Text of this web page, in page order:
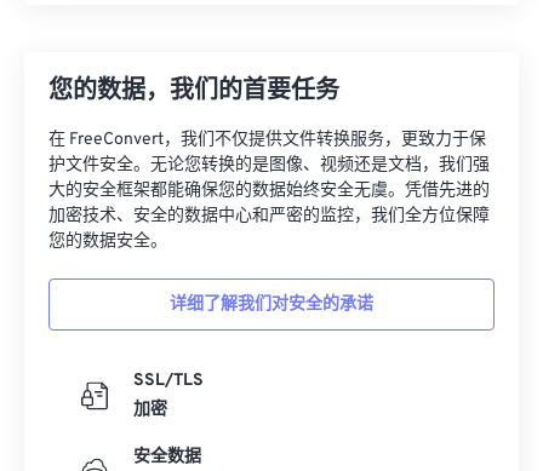
您的数据，我们的首要任务
在 FreeConvert，我们不仅提供文件转换服务，更致力于保
护文件安全。无论您转换的是图像、视频还是文档，我们强
大的安全框架都能确保您的数据始终安全无虞。凭借先进的
加密技术、安全的数据中心和严密的监控，我们全方位保障
您的数据安全。
详细了解我们对安全的承诺
SSL/TLS
加密
安全数据